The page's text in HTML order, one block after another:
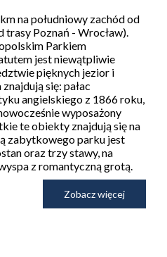
na południowy zachód od
trasy Poznań - Wrocław).
Parkiem
jest niewątpliwie
pięknych jezior i
się: pałac
angielskiego z 1866 roku,
wyposażony
te obiekty znajdują się na
zabytkowego parku jest
oraz trzy stawy, na
z romantyczną grotą.
Zobacz więcej